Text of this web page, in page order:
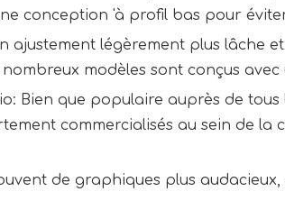
conception 'à profil bas pour
ajustement légèrement plus lâche
modèles sont conçus
Bien que populaire auprès de tous
commercialisés au sein de la
de graphiques plus